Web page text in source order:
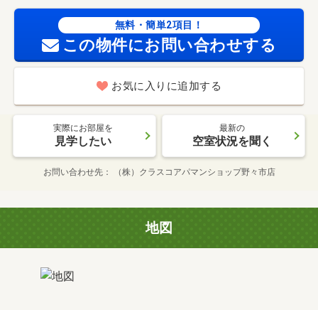
無料・簡単2項目！
この物件にお問い合わせする
お気に入りに追加する
実際にお部屋を
見学したい
最新の
空室状況を聞く
お問い合わせ先 （株）クラスコアパマンショップ野々市店
地図